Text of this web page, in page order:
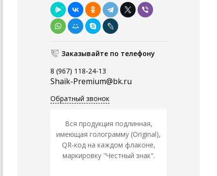
Заказывайте по телефону
8 (967) 118-24-13
Shaik-Premium@bk.ru
Обратный звонок
Вся продукция подлинная,
имеющая голограмму (Original),
QR-код на каждом флаконе,
маркировку "Честный знак".